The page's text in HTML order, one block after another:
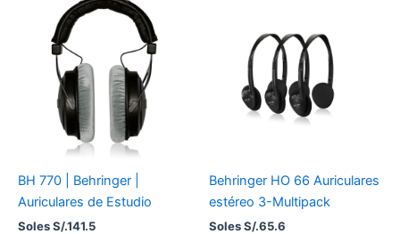
BH 770 | Behringer |
Auriculares de Estudio
Soles S/.141.5
Behringer HO 66 Auriculares
estéreo 3-Multipack
Soles S/.65.6